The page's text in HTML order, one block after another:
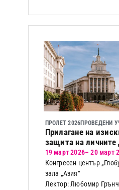
ПРОЛЕТ 2026ПРОВЕДЕНИ
Прилагане на
защита на личните
19 март 2026– 20 март
Конгресен център
зала „Азия“
Лектор: Любомир